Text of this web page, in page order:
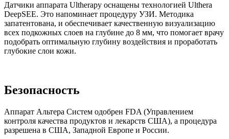
Датчики аппарата Ultherapy оснащены технологией Ulthera
DeepSEE. Это напоминает процедуру УЗИ. Методика
запатентована, и обеспечивает качественную визуализацию
всех подкожных слоев на глубине до 8 мм, что помогает врачу
подобрать оптимальную глубину воздействия и проработать
глубокие слои кожи.
Безопасность
Аппарат Альтера Систем одобрен FDA (Управлением
контроля качества продуктов и лекарств США), а процедура
разрешена в США, Западной Европе и России.